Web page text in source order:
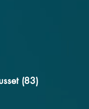
(83)